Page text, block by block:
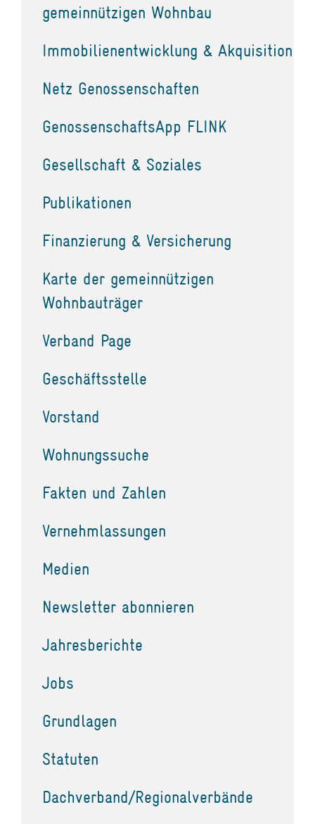
gemeinnützigen Wohnbau
Immobilienentwicklung & Akquisition
Netz Genossenschaften
GenossenschaftsApp FLINK
Gesellschaft & Soziales
Publikationen
Finanzierung & Versicherung
Karte der gemeinnützigen
Wohnbauträger
Verband Page
Geschäftsstelle
Vorstand
Wohnungssuche
Fakten und Zahlen
Vernehmlassungen
Medien
Newsletter abonnieren
Jahresberichte
Jobs
Grundlagen
Statuten
Dachverband/Regionalverbände